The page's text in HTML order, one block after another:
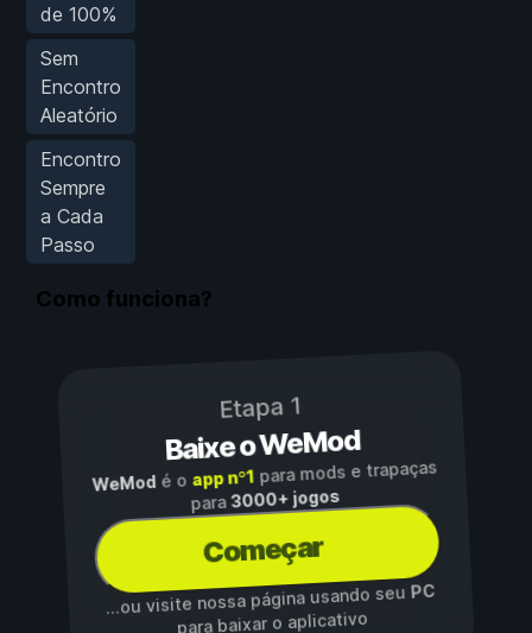
de 100%
Sem
Encontro
Aleatório
Encontro
Sempre
a Cada
Passo
Como funciona?
Etapa 1
Baixe o WeMod
WeModé o app nº1para mods e trapaças
para3000+ jogos
Começar
...ou visite nossa página usando seuPC
para baixar o aplicativo